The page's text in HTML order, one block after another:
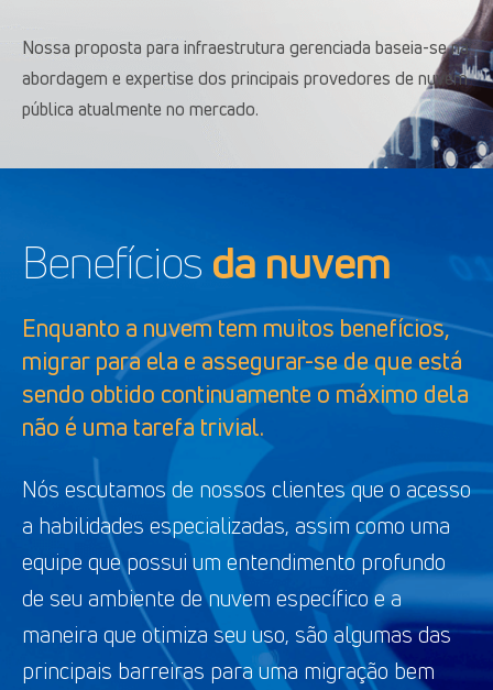
Nossa proposta para infraestrutura gerenciada baseia-se na
abordagem e expertise dos principais provedores de nuvem
pública atualmente no mercado.
Benefícios da nuvem
Enquanto a nuvem tem muitos benefícios,
migrar para ela e assegurar-se de que está
sendo obtido continuamente o máximo dela
não é uma tarefa trivial.
Nós escutamos de nossos clientes que o acesso
a habilidades especializadas, assim como uma
equipe que possui um entendimento profundo
de seu ambiente de nuvem específico e a
maneira que otimiza seu uso, são algumas das
principais barreiras para uma migração bem